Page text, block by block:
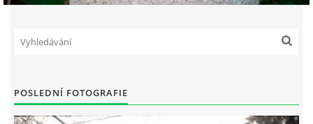
POSLEDNÍ FOTOGRAFIE